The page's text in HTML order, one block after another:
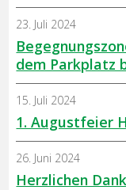
dem Parkplatz
23. Juli 2024
1. Augustfeier
15. Juli 2024
Herzlichen
26. Juni 2024